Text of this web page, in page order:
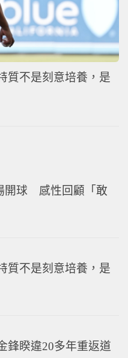
質不是刻意培養，是
開球 感性回顧「敢
質不是刻意培養，是
鋒睽違20多年重返道